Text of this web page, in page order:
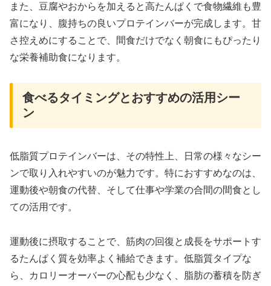
また、豆腐やおからを加えると高たんぱくで食物繊維も豊
富になり、腹持ちの良いプロテインバーが完成します。甘
さ控えめにすることで、間食だけでなく朝食にもぴったり
な栄養補助食になります。
食べるタイミングとおすすめの活用シー
ン
低脂質プロテインバーは、その特性上、日常の様々なシー
ンで取り入れやすいのが魅力です。特におすすめなのは、
運動後や朝食の代替、そして仕事や学業の合間の間食とし
ての活用です。
運動後に摂取することで、筋肉の回復と成長をサポートす
るたんぱく質を効率よく補給できます。低脂質タイプな
ら、カロリーオーバーの心配も少なく、脂肪の蓄積を防ぎ